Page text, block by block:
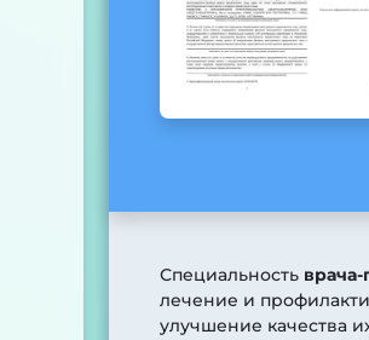
Специальность врача-
лечение и
улучшение качества